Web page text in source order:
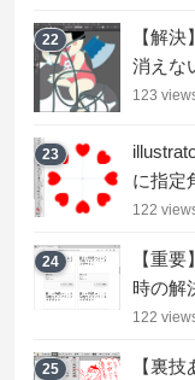
22
【解
消えな
123
23
に指定
122
24
【重
時の解
122
25
【裏